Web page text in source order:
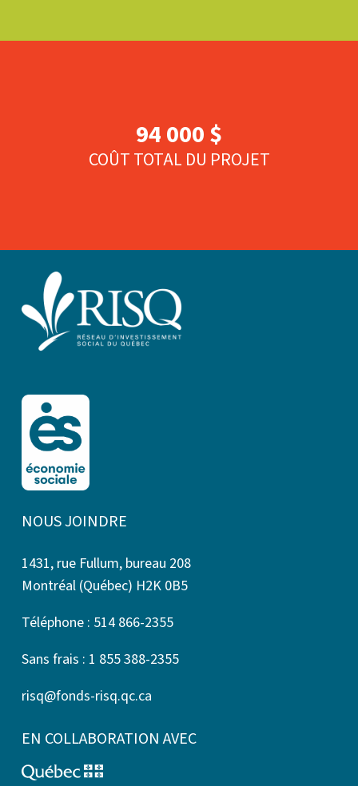
94 000 $
COÛT TOTAL DU PROJET
NOUS JOINDRE
1431, rue Fullum, bureau 208
Montréal (Québec) H2K 0B5
Téléphone : 514 866-2355
Sans frais : 1 855 388-2355
risq@fonds-risq.qc.ca
EN COLLABORATION AVEC